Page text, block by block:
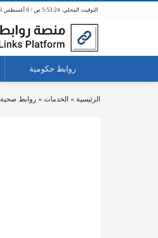
5:53:24 ص / 6 أغسطس 2026
روابط حكومية
الرئيسية » الخدمات » روابط صحية